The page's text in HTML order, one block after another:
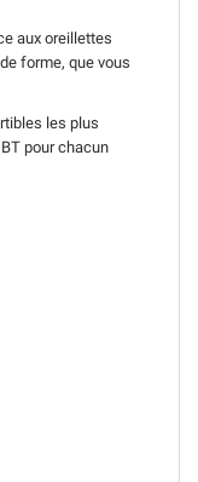
aux oreillettes
forme, que vous
les plus
pour chacun